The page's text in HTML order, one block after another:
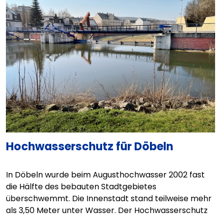
Hochwasserschutz für Döbeln
In Döbeln wurde beim Augusthochwasser 2002 fast
die Hälfte des bebauten Stadtgebietes
überschwemmt. Die Innenstadt stand teilweise mehr
als 3,50 Meter unter Wasser. Der Hochwasserschutz